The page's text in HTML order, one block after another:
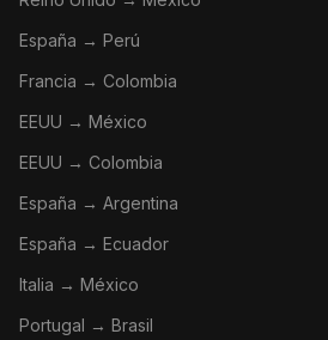
España → Perú
Francia → Colombia
EEUU → México
EEUU → Colombia
España → Argentina
España → Ecuador
Italia → México
Portugal → Brasil